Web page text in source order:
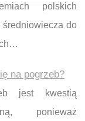
polskich
średniowiecza do
na pogrzeb?
jest kwestią
ponieważ